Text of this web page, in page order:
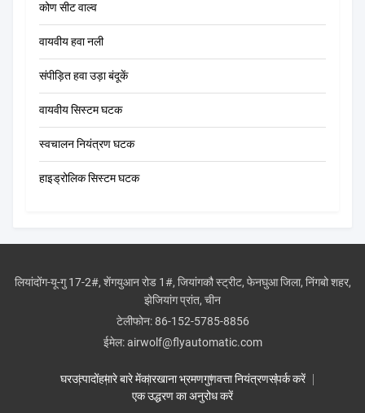
कोण सीट वाल्व
वायवीय हवा नली
संपीड़ित हवा उड़ा बंदूकें
वायवीय सिस्टम घटक
स्वचालन नियंत्रण घटक
हाइड्रोलिक सिस्टम घटक
लियांदोंग-यू-गु 17-2#, शेंगयुआन रोड 1#, जियांगकौ स्ट्रीट, फेनघुआ जिला, निंगबो शहर,
झेजियांग प्रांत, चीन
टेलीफोन:86-152-5785-8856
ईमेल:airwolf@flyautomatic.com
घरउत्पादोंहमारे बारे मेंकारखाना भ्रमणगुणवत्ता नियंत्रणसंपर्क करें
एक उद्धरण का अनुरोध करें